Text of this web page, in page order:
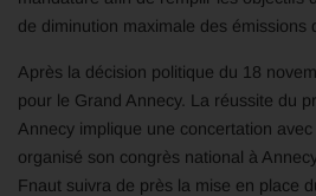
de diminution maximale des émissions
Après la décision politique du 18
pour le Grand Annecy. La réussite du
Annecy implique une concertation
organisé son congrès national à
Fnaut suivra de près la mise en place